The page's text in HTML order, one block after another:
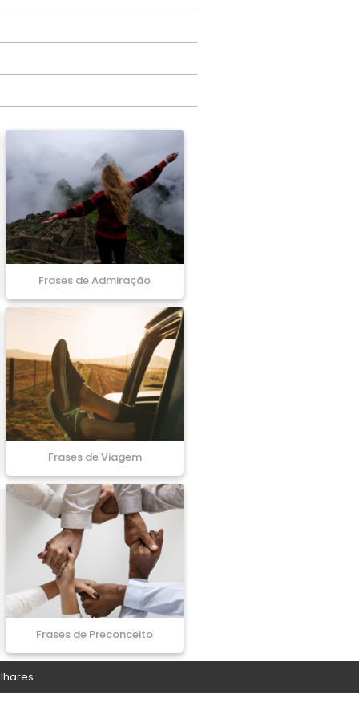
Frases de Admiração
Frases de Viagem
Frases de Preconceito